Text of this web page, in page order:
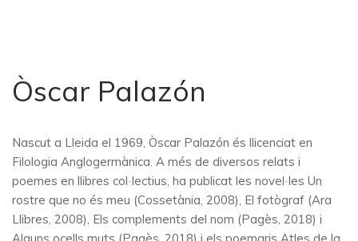
Òscar Palazón
Nascut a Lleida el 1969, Òscar Palazón és llicenciat en
Filologia Anglogermànica. A més de diversos relats i
poemes en llibres col·lectius, ha publicat les novel·les Un
rostre que no és meu (Cossetània, 2008), El fotògraf (Ara
Llibres, 2008), Els complements del nom (Pagès, 2018) i